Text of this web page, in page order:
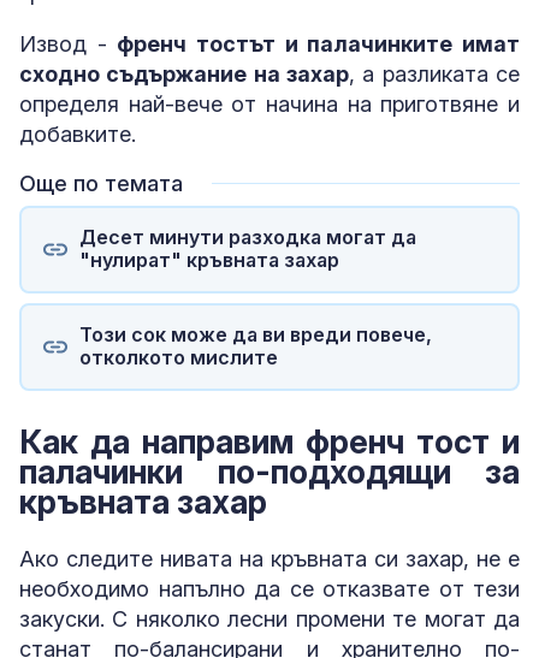
Извод - френч тостът и палачинките имат
сходно съдържание на захар, а разликата се
определя най-вече от начина на приготвяне и
добавките.
Още по темата
Десет минути разходка могат да
"нулират" кръвната захар
Този сок може да ви вреди повече,
отколкото мислите
Как да направим френч тост и
палачинки по-подходящи за
кръвната захар
Ако следите нивата на кръвната си захар, не е
необходимо напълно да се отказвате от тези
закуски. С няколко лесни промени те могат да
станат по-балансирани и хранително по-